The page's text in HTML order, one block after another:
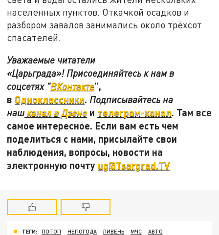
населенных пунктов. Откачкой осадков и
разбором завалов занимались около трёхсот
спасателей.
Уважаемые читатели
«Царьграда»! Присоединяйтесь к нам в
соцсетях "ВКонтакте",
в Одноклассники. Подписывайтесь на
наш канал в Дзене и телеграм-канал. Там все
самое интересное. Если вам есть чем
поделиться с нами, присылайте свои
наблюдения, вопросы, новости на
электронную почту ug@Tsargrad.TV
ТЕГИ: ПОТОП НЕПОГОДА ЛИВЕНЬ МЧС
АВТО